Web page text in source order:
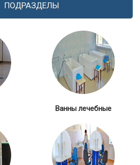
ПОДРАЗДЕЛЫ
Ванны лечебные